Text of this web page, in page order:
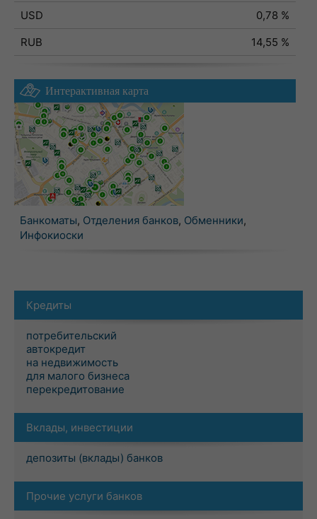
USD
0,78 %
RUB
14,55 %
Интерактивная карта
Банкоматы, Отделения банков, Обменники,
Инфокиоски
Кредиты
потребительский
автокредит
на недвижимость
для малого бизнеса
перекредитование
Вклады, инвестиции
депозиты (вклады) банков
Прочие услуги банков